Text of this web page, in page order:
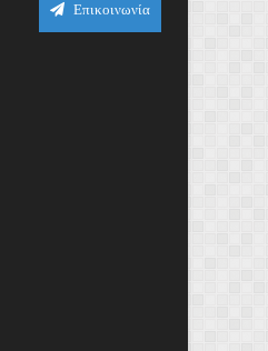
Επικοινωνία